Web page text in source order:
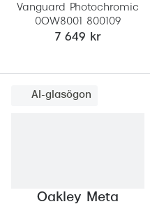
Vanguard Photochromic
0OW8001 800109
7 649 kr
AI-glasögon
Oakley Meta